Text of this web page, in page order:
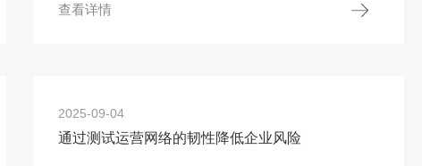
查看详情
2025-09-04
通过测试运营网络的韧性降低企业风险